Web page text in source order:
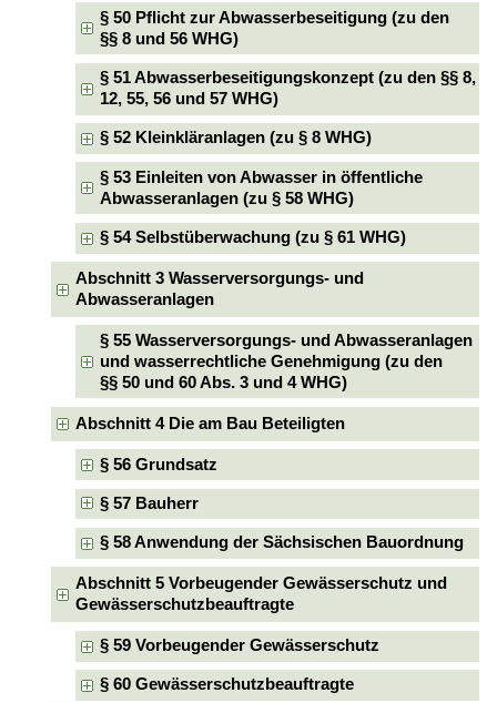
§ 50 Pflicht zur Abwasserbeseitigung (zu den
§§ 8 und 56 WHG)
§ 51 Abwasserbeseitigungskonzept (zu den §§ 8,
12, 55, 56 und 57 WHG)
§ 52 Kleinkläranlagen (zu § 8 WHG)
§ 53 Einleiten von Abwasser in öffentliche
Abwasseranlagen (zu § 58 WHG)
§ 54 Selbstüberwachung (zu § 61 WHG)
Abschnitt 3 Wasserversorgungs- und
Abwasseranlagen
§ 55 Wasserversorgungs- und Abwasseranlagen
und wasserrechtliche Genehmigung (zu den
§§ 50 und 60 Abs. 3 und 4 WHG)
Abschnitt 4 Die am Bau Beteiligten
§ 56 Grundsatz
§ 57 Bauherr
§ 58 Anwendung der Sächsischen Bauordnung
Abschnitt 5 Vorbeugender Gewässerschutz und
Gewässerschutzbeauftragte
§ 59 Vorbeugender Gewässerschutz
§ 60 Gewässerschutzbeauftragte